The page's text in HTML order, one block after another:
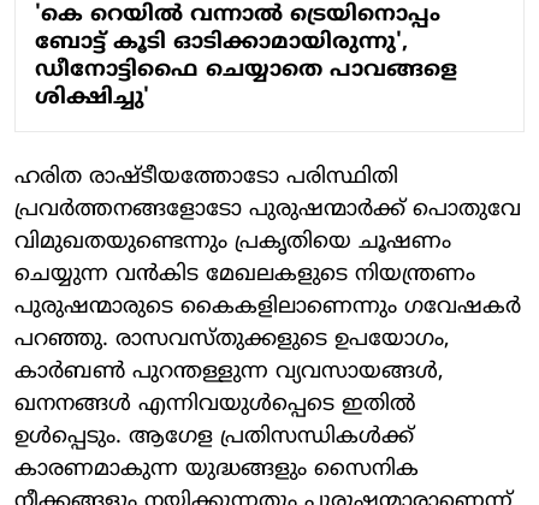
'കെ റെയില്‍ വന്നാല്‍ ട്രെയിനൊപ്പം
ബോട്ട് കൂടി ഓടിക്കാമായിരുന്നു',
ഡീനോട്ടിഫൈ ചെയ്യാതെ പാവങ്ങളെ
ശിക്ഷിച്ചു'
ഹരിത രാഷ്ടീയത്തോടോ പരിസ്ഥിതി
പ്രവര്‍ത്തനങ്ങളോടോ പുരുഷന്മാര്‍ക്ക് പൊതുവേ
വിമുഖതയുണ്ടെന്നും പ്രകൃതിയെ ചൂഷണം
ചെയ്യുന്ന വന്‍കിട മേഖലകളുടെ നിയന്ത്രണം
പുരുഷന്മാരുടെ കൈകളിലാണെന്നും ഗവേഷകര്‍
പറഞ്ഞു. രാസവസ്തുക്കളുടെ ഉപയോഗം,
കാര്‍ബണ്‍ പുറന്തള്ളുന്ന വ്യവസായങ്ങള്‍,
ഖനനങ്ങള്‍ എന്നിവയുള്‍പ്പെടെ ഇതില്‍
ഉള്‍പ്പെടും. ആഗേള പ്രതിസന്ധികള്‍ക്ക്
കാരണമാകുന്ന യുദ്ധങ്ങളും സൈനിക